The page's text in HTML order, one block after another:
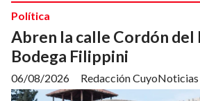
Abren la calle Cordón del
Bodega Filippini
Redacción CuyoNoticias
Política
06/08/2026